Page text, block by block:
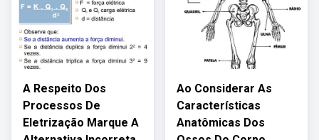
A Respeito Dos
Processos De
Eletrização Marque A
Ao Considerar As
Características
Anatômicas Dos